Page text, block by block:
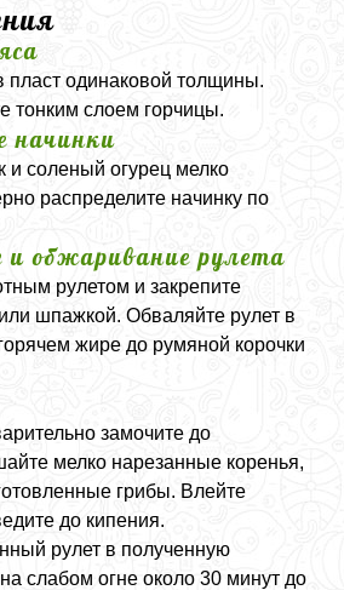
пласт одинаковой толщины.
тонким слоем горчицы.
начинки
и соленый огурец мелко
распределите начинку по
и обжаривание рулета
рулетом и закрепите
шпажкой. Обваляйте рулет в
жире до румяной корочки
замочите до
мелко нарезанные коренья,
грибы. Влейте
до кипения.
рулет в полученную
слабом огне около 30 минут до